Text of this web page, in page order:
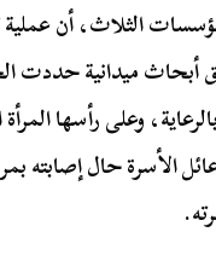
الثلاث، أن
أبحاث ميدانية حددت
وعلى رأسها
الأسرة حال إصابته